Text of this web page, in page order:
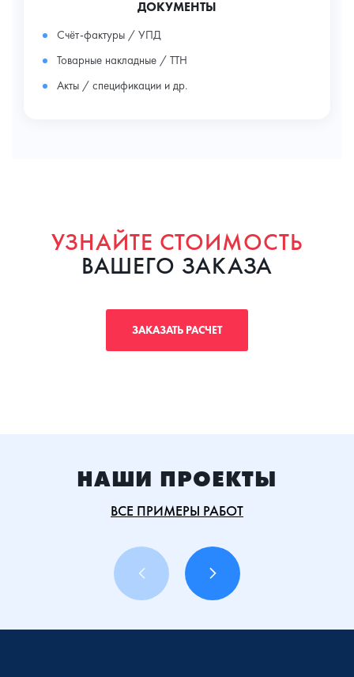
ДОКУМЕНТЫ
Счёт-фактуры / УПД
Товарные накладные / ТТН
Акты / спецификации и др.
УЗНАЙТЕ СТОИМОСТЬ
ВАШЕГО ЗАКАЗА
ЗАКАЗАТЬ РАСЧЕТ
НАШИ ПРОЕКТЫ
ВСЕ ПРИМЕРЫ РАБОТ